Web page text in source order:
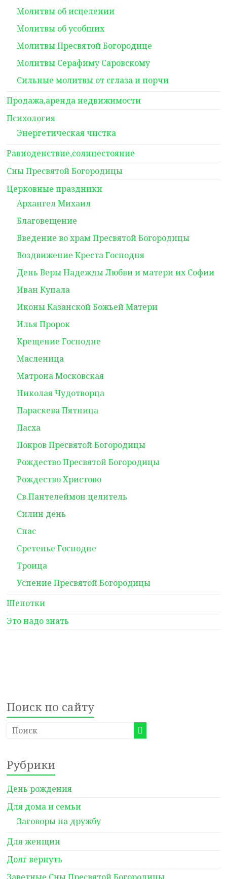
Молитвы об исцелении
Молитвы об усобших
Молитвы Пресвятой Богородице
Молитвы Серафиму Саровскому
Сильные молитвы от сглаза и порчи
Продажа,аренда недвижимости
Психология
Энергетическая чистка
Равноденствие,солнцестояние
Сны Пресвятой Богородицы
Церковные праздники
Архангел Михаил
Благовещение
Введение во храм Пресвятой Богородицы
Воздвижение Креста Господня
День Веры Надежды Любви и матери их Софии
Иван Купала
Иконы Казанской Божьей Матери
Илья Пророк
Крещение Господне
Масленица
Матрона Московская
Николая Чудотворца
Параскева Пятница
Пасха
Покров Пресвятой Богородицы
Рождество Пресвятой Богородицы
Рождество Христово
Св.Пантелеймон целитель
Силин день
Спас
Сретенье Господне
Троица
Успение Пресвятой Богородицы
Шепотки
Это надо знать
Поиск по сайту
Рубрики
День рождения
Для дома и семьи
Заговоры на дружбу
Для женщин
Долг вернуть